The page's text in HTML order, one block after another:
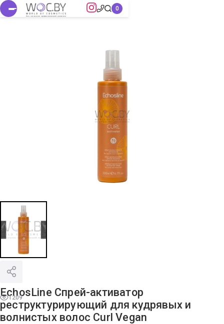
1209
EchosLine Спрей-активатор
реструктурирующий для кудрявых и
волнистых волос Curl Vegan